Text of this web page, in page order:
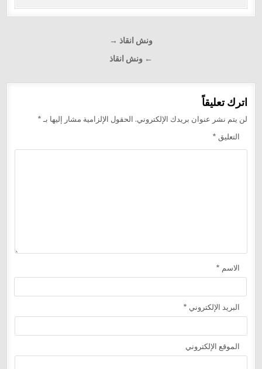
ونش انقاذ →
← ونش انقاذ
اترك تعليقاً
لن يتم نشر عنوان بريدك الإلكتروني. الحقول الإلزامية مشار إليها بـ *
التعليق *
الاسم *
البريد الإلكتروني *
الموقع الإلكتروني